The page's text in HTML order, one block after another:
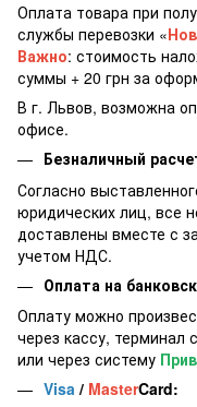
Оплата товара при
службы перевозки «
Важно: стоимость
суммы + 20 грн за
В г. Львов, возможна
офисе.
Безналичный
Согласно
юридических лиц, все
доставлены вместе с
учетом НДС.
Оплата на
Оплату можно
через кассу, терминал
или через систему
Visa / MasterCard: